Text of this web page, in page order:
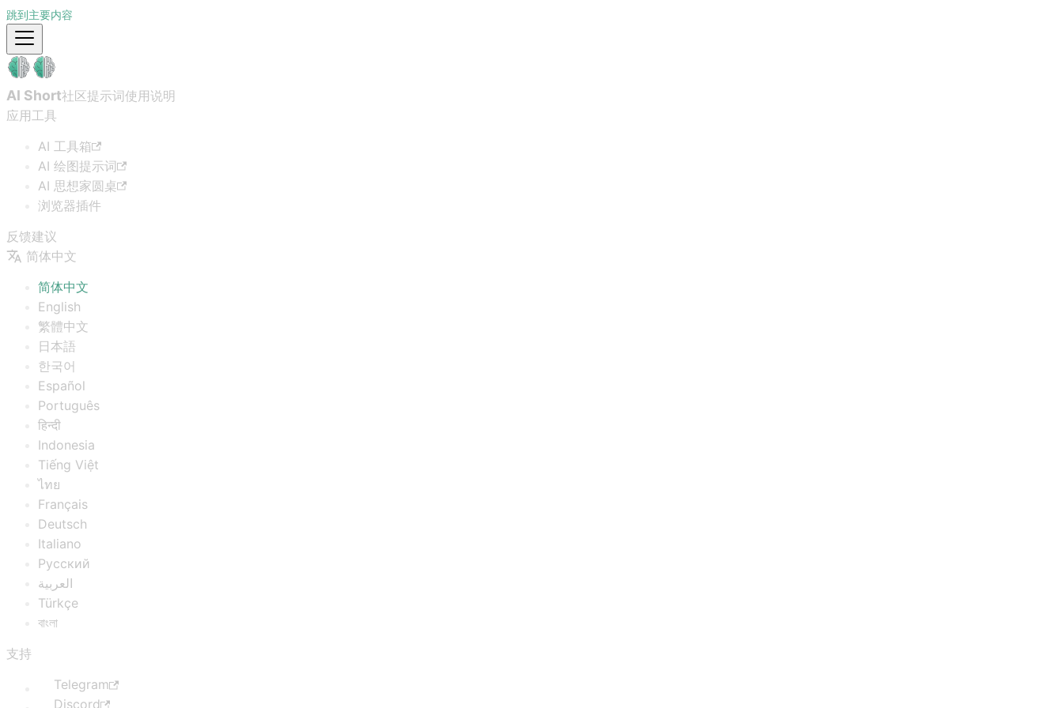
跳到主要内容
AI Short社区提示词使用说明
应用工具
AI 工具箱
AI 绘图提示词
AI 思想家圆桌
浏览器插件
反馈建议
简体中文
简体中文
English
繁體中文
日本語
한국어
Español
Português
हिन्दी
Indonesia
Tiếng Việt
ไทย
Français
Deutsch
Italiano
Русский
العربية
Türkçe
বাংলা
支持
Telegram
Discord